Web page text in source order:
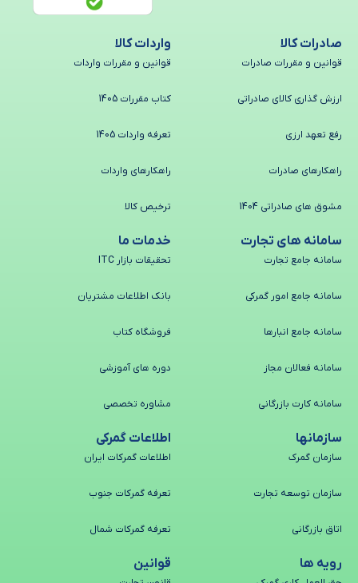
صادرات کالا
قوانین و مقررات صادرات
ارزش گذاری کالای صادراتی
رفع تعهد ارزی
راهکارهای صادرات
مشوق های صادراتی 1404
واردات کالا
قوانین و مقررات واردات
کتاب مقررات 1405
تعرفه واردات 1405
راهکارهای واردات
ترخیص کالا
سامانه های تجارت
سامانه جامع تجارت
سامانه جامع امور گمرکی
سامانه جامع انبارها
سامانه فعالان مجاز
سامانه کارت بازرگانی
خدمات ما
تحقیقات بازار ITC
بانک اطلاعات مشتریان
فروشگاه کتاب
دوره های آموزشی
مشاوره تخصصی
سازمانها
سازمان گمرک
سازمان توسعه تجارت
اتاق بازرگانی
اطلاعات گمرکی
اطلاعات گمرکات ایران
تعرفه گمرکات جنوب
تعرفه گمرکات شمال
رویه ها قوانین